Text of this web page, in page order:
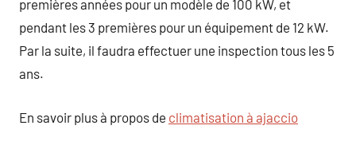
premières années pour un modèle de 100 kW, et
pendant les 3 premières pour un équipement de 12 kW.
Par la suite, il faudra effectuer une inspection tous les 5
ans.
En savoir plus à propos de climatisation à ajaccio